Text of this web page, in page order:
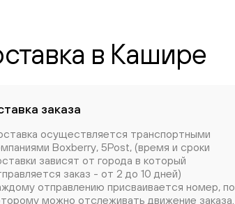
в Кашире
заказа
осуществляется транспортными
Boxberry, 5Post, (время и сроки
зависят от города в который
заказ - от 2 до 10 дней)
отправлению присваивается номер, по
можно отслеживать движение заказа.